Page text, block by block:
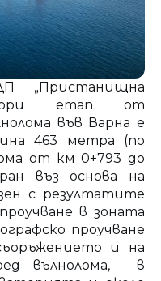
„Пристанищна
етап от
във Варна е
463 метра (по
от км 0+793 до
въз основа на
с резултатите
в зоната
проучване
и на
вълнолома, в